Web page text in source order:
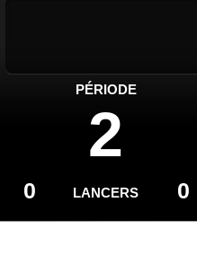
PÉRIODE
2
LANCERS
0 0